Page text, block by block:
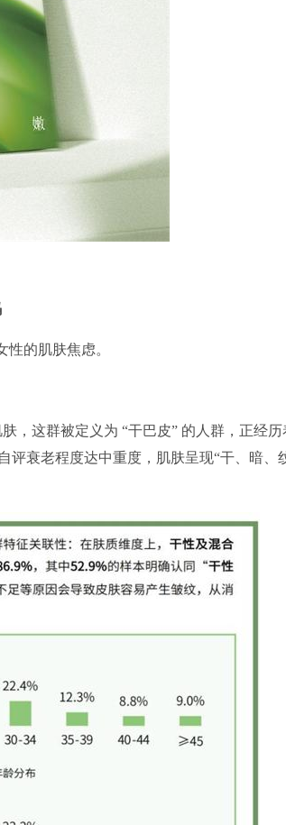
的肌肤焦虑。
，这群被定义为 “干巴皮” 的人群，正经历
评衰老程度达中重度，肌肤呈现“干、暗、